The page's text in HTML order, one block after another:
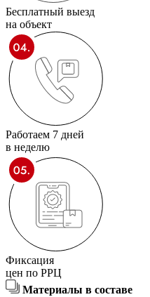
Бесплатный выезд
на объект
Работаем 7 дней
в неделю
Фиксация
цен по РРЦ
Материалы в составе